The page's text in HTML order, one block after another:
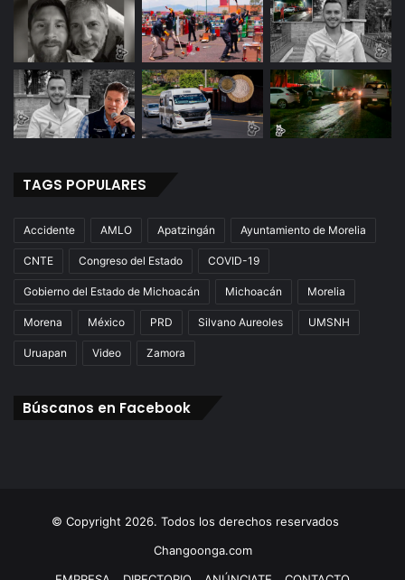
TAGS POPULARES
Accidente AMLO Apatzingán Ayuntamiento de Morelia
CNTE Congreso del Estado COVID-19
Gobierno del Estado de Michoacán Michoacán Morelia
Morena México PRD Silvano Aureoles UMSNH
Uruapan Video Zamora
Búscanos en Facebook
© Copyright 2026. Todos los derechos reservados
Changoonga.com